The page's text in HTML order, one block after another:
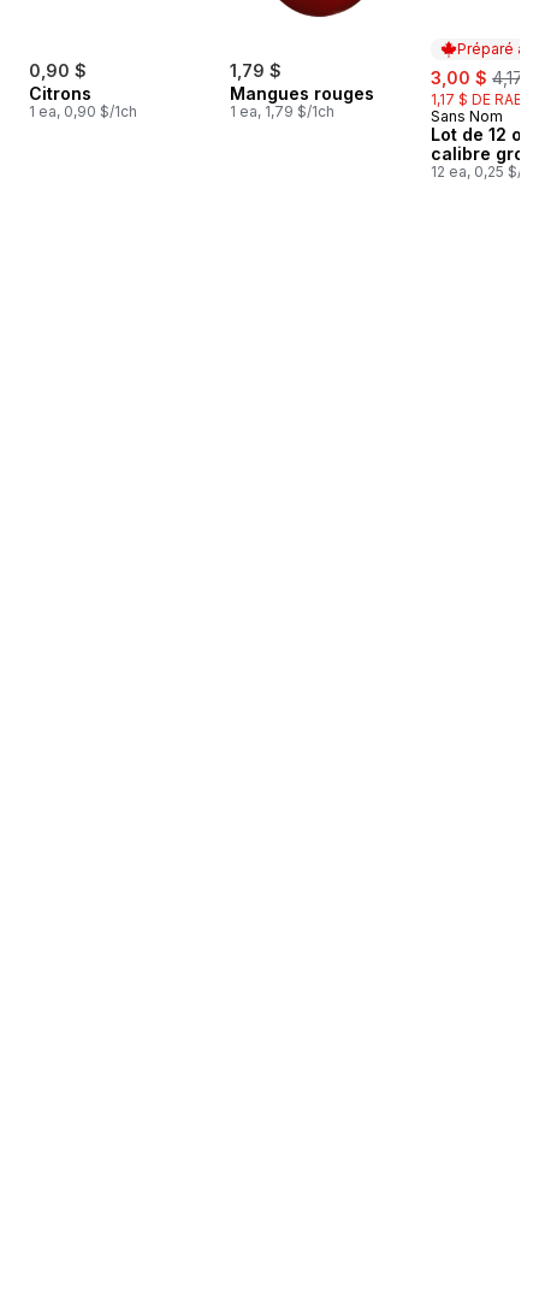
0,90 $
Citrons
1 ea, 0,90 $/1ch
1,79 $
Mangues rouges
1 ea, 1,79 $/1ch
Préparé au
sale:
3,00 $ ,
4,17 $
1,17 $ DE
Préparé au
Sans Nom
Lot de 12
calibre gros
12 ea, 0,25 $/